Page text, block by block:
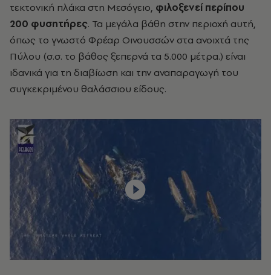
τεκτονική πλάκα στη Μεσόγειο, φιλοξενεί περίπου
200 φυσητήρες. Τα μεγάλα βάθη στην περιοχή αυτή,
όπως το γνωστό Φρέαρ Οινουσσών στα ανοιχτά της
Πύλου (σ.σ. το βάθος ξεπερνά τα 5.000 μέτρα.) είναι
ιδανικά για τη διαβίωση και την αναπαραγωγή του
συγκεκριμένου θαλάσσιου είδους.